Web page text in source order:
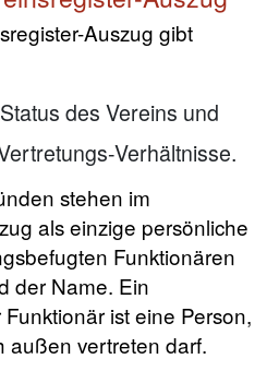
Auszug gibt
des Vereins und
Verhältnisse.
stehen im
als einzige persönliche
Funktionären
der Name. Ein
ist eine Person,
außen vertreten darf.